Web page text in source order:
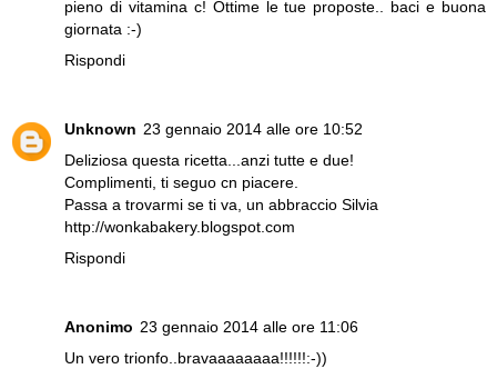
pieno di vitamina c! Ottime le tue proposte.. baci e buona
giornata :-)
Rispondi
Unknown 23 gennaio 2014 alle ore 10:52
Deliziosa questa ricetta...anzi tutte e due!
Complimenti, ti seguo cn piacere.
Passa a trovarmi se ti va, un abbraccio Silvia
http://wonkabakery.blogspot.com
Rispondi
Anonimo 23 gennaio 2014 alle ore 11:06
Un vero trionfo..bravaaaaaaaa!!!!!!:-))